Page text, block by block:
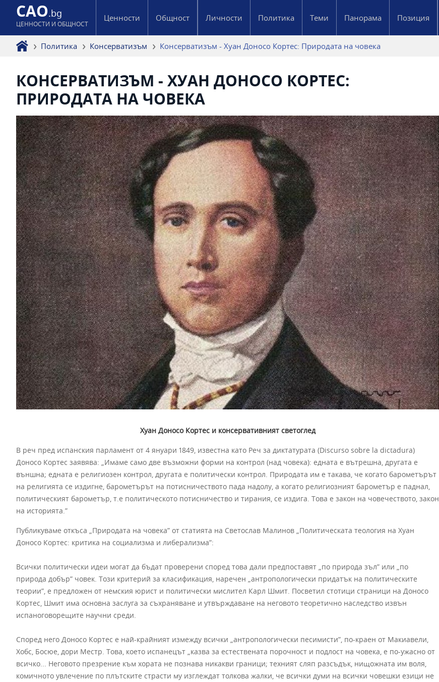
CAO.bg
ЦЕННОСТИ И ОБЩНОСТ
Ценности Общност Личности Политика Теми Панорама Позиция
Политика Консерватизъм Консерватизъм - Хуан Доносо Кортес: Природата на човека
КОНСЕРВАТИЗЪМ - ХУАН ДОНОСО КОРТЕС:
ПРИРОДАТА НА ЧОВЕКА
Хуан Доносо Кортес и консервативният светоглед
В реч пред испанския парламент от 4 януари 1849, известна като Реч за диктатурата (Discurso sobre la dictadura)
Доносо Кортес заявява: „Имаме само две възможни форми на контрол (над човека): едната е вътрешна, другата е
външна; едната е религиозен контрол, другата е политически контрол. Природата им е такава, че когато барометърът
на религията се издигне, барометърът на потисничеството пада надолу, а когато религиозният барометър е паднал,
политическият барометър, т.е политическото потисничество и тирания, се издига. Това е закон на човечеството, закон
на историята.”
Публикуваме откъса „Природата на човека” от статията на Светослав Малинов „Политическата теология на Хуан
Доносо Кортес: критика на социализма и либерализма”:
Всички политически идеи могат да бъдат проверени според това дали предпоставят „по природа зъл” или „по
природа добър” човек. Този критерий за класификация, наречен „антропологически придатък на политическите
теории”, е предложен от немския юрист и политически мислител Карл Шмит. Посветил стотици страници на Доносо
Кортес, Шмит има основна заслуга за съхраняване и утвърждаване на неговото теоретично наследство извън
испаноговорещите научни среди.
Според него Доносо Кортес е най-крайният измежду всички „антропологически песимисти”, по-краен от Макиавели,
Хобс, Босюе, дори Местр. Това, което испанецът „казва за естествената порочност и подлост на човека, е по-ужасно от
всичко... Неговото презрение към хората не познава никакви граници; техният сляп разсъдък, нищожната им воля,
комичното увлечение по плътските страсти му изглеждат толкова жалки, че всички думи на всички човешки езици не